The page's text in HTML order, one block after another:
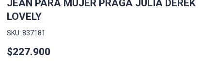
JEAN PARA MUJER PRAGA JULIA DEREK
LOVELY
SKU: 837181
$227.900